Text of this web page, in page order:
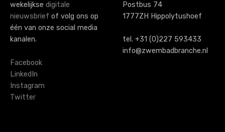
wekelijkse digitale
nieuwsbrief of volg ons op
één van onze social media
kanalen.
Facebook
LinkedIn
Instagram
Twitter
Postbus 74
1777ZH Hippolytushoef
tel. +31 (0)227 593433
info@zwembadbranche.nl